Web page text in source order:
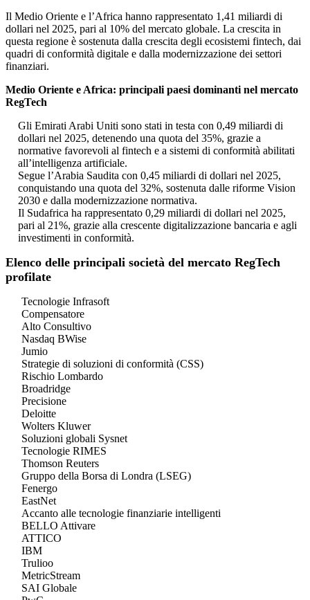
Il Medio Oriente e l’Africa hanno rappresentato 1,41 miliardi di
dollari nel 2025, pari al 10% del mercato globale. La crescita in
questa regione è sostenuta dalla crescita degli ecosistemi fintech, dai
quadri di conformità digitale e dalla modernizzazione dei settori
finanziari.
Medio Oriente e Africa: principali paesi dominanti nel mercato
RegTech
Gli Emirati Arabi Uniti sono stati in testa con 0,49 miliardi di
dollari nel 2025, detenendo una quota del 35%, grazie a
normative favorevoli al fintech e a sistemi di conformità abilitati
all’intelligenza artificiale.
Segue l’Arabia Saudita con 0,45 miliardi di dollari nel 2025,
conquistando una quota del 32%, sostenuta dalle riforme Vision
2030 e dalla modernizzazione normativa.
Il Sudafrica ha rappresentato 0,29 miliardi di dollari nel 2025,
pari al 21%, grazie alla crescente digitalizzazione bancaria e agli
investimenti in conformità.
Elenco delle principali società del mercato RegTech
profilate
Tecnologie Infrasoft
Compensatore
Alto Consultivo
Nasdaq BWise
Jumio
Strategie di soluzioni di conformità (CSS)
Rischio Lombardo
Broadridge
Precisione
Deloitte
Wolters Kluwer
Soluzioni globali Sysnet
Tecnologie RIMES
Thomson Reuters
Gruppo della Borsa di Londra (LSEG)
Fenergo
EastNet
Accanto alle tecnologie finanziarie intelligenti
BELLO Attivare
ATTICO
IBM
Trulioo
MetricStream
SAI Globale